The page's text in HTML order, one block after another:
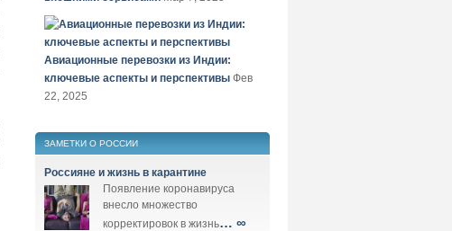
Авиационные перевозки из Индии:
ключевые аспекты и перспективы Фев
22, 2025
ЗАМЕТКИ О РОССИИ
Россияне и жизнь в карантине
Появление коронавируса
внесло множество
корректировок в жизнь… ∞